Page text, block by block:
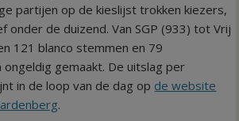
partijen op de kieslijst trokken kiezers,
onder de duizend. Van SGP (933) tot Vrij
121 blanco stemmen en 79
gemaakt. De uitslag per
in de loop van de dag op de website
.